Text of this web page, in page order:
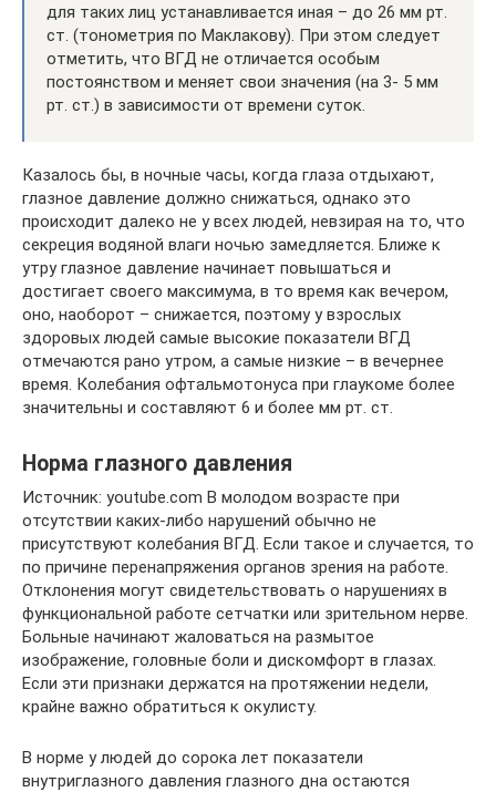
для таких лиц устанавливается иная – до 26 мм рт.
ст. (тонометрия по Маклакову). При этом следует
отметить, что ВГД не отличается особым
постоянством и меняет свои значения (на 3- 5 мм
рт. ст.) в зависимости от времени суток.
Казалось бы, в ночные часы, когда глаза отдыхают,
глазное давление должно снижаться, однако это
происходит далеко не у всех людей, невзирая на то, что
секреция водяной влаги ночью замедляется. Ближе к
утру глазное давление начинает повышаться и
достигает своего максимума, в то время как вечером,
оно, наоборот – снижается, поэтому у взрослых
здоровых людей самые высокие показатели ВГД
отмечаются рано утром, а самые низкие – в вечернее
время. Колебания офтальмотонуса при глаукоме более
значительны и составляют 6 и более мм рт. ст.
Норма глазного давления
Источник: youtube.com В молодом возрасте при
отсутствии каких-либо нарушений обычно не
присутствуют колебания ВГД. Если такое и случается, то
по причине перенапряжения органов зрения на работе.
Отклонения могут свидетельствовать о нарушениях в
функциональной работе сетчатки или зрительном нерве.
Больные начинают жаловаться на размытое
изображение, головные боли и дискомфорт в глазах.
Если эти признаки держатся на протяжении недели,
крайне важно обратиться к окулисту.
В норме у людей до сорока лет показатели
внутриглазного давления глазного дна остаются